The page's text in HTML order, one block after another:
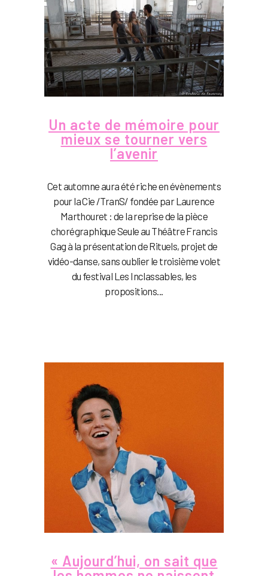
Un acte de mémoire pour
mieux se tourner vers
l’avenir
Cet automne aura été riche en évènements
pour la Cie /TranS/ fondée par Laurence
Marthouret : de la reprise de la pièce
chorégraphique Seule au Théâtre Francis
Gag à la présentation de Rituels, projet de
vidéo-danse, sans oublier le troisième volet
du festival Les Inclassables, les
propositions...
« Aujourd’hui, on sait que